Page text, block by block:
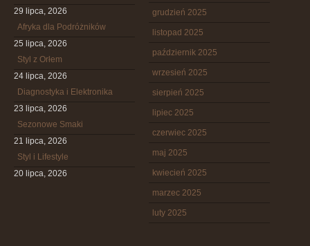
29 lipca, 2026
Afryka dla Podróżników
25 lipca, 2026
Styl z Orłem
24 lipca, 2026
Diagnostyka i Elektronika
23 lipca, 2026
Sezonowe Smaki
21 lipca, 2026
Styl i Lifestyle
20 lipca, 2026
grudzień 2025
listopad 2025
październik 2025
wrzesień 2025
sierpień 2025
lipiec 2025
czerwiec 2025
maj 2025
kwiecień 2025
marzec 2025
luty 2025